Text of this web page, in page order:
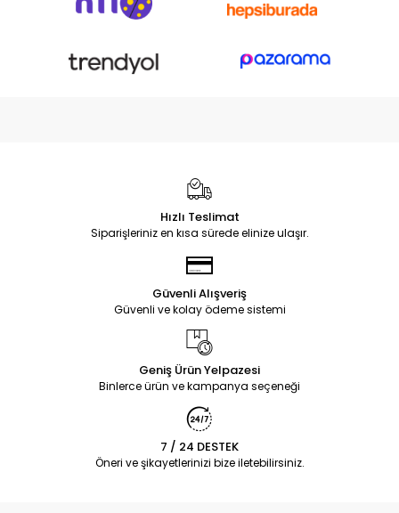
Hızlı Teslimat
Siparişleriniz en kısa sürede elinize ulaşır.
Güvenli Alışveriş
Güvenli ve kolay ödeme sistemi
Geniş Ürün Yelpazesi
Binlerce ürün ve kampanya seçeneği
7 / 24 DESTEK
Öneri ve şikayetlerinizi bize iletebilirsiniz.